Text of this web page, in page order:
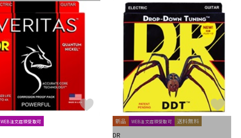
WEB注文店頭受取可 新品 WEB注文店頭受取可 送料無料
DR